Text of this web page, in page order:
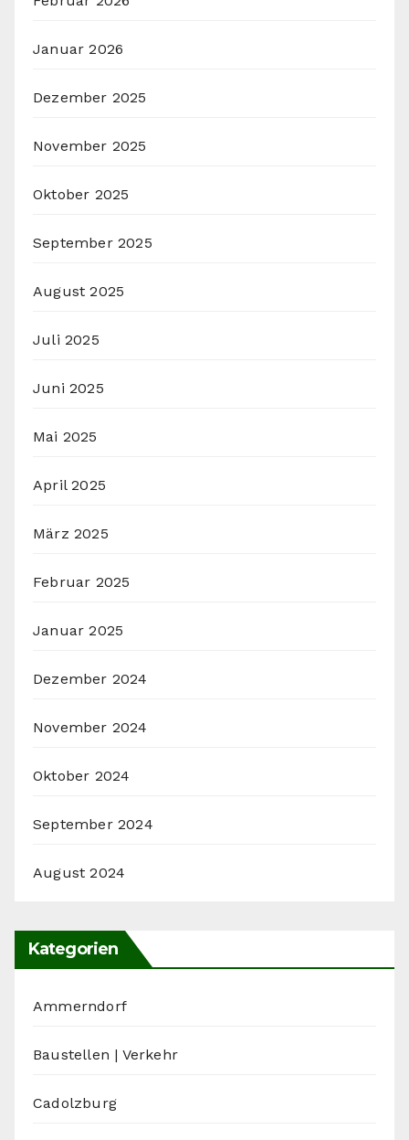
Januar 2026
Dezember 2025
November 2025
Oktober 2025
September 2025
August 2025
Juli 2025
Juni 2025
Mai 2025
April 2025
März 2025
Februar 2025
Januar 2025
Dezember 2024
November 2024
Oktober 2024
September 2024
August 2024
Kategorien
Ammerndorf
Baustellen | Verkehr
Cadolzburg